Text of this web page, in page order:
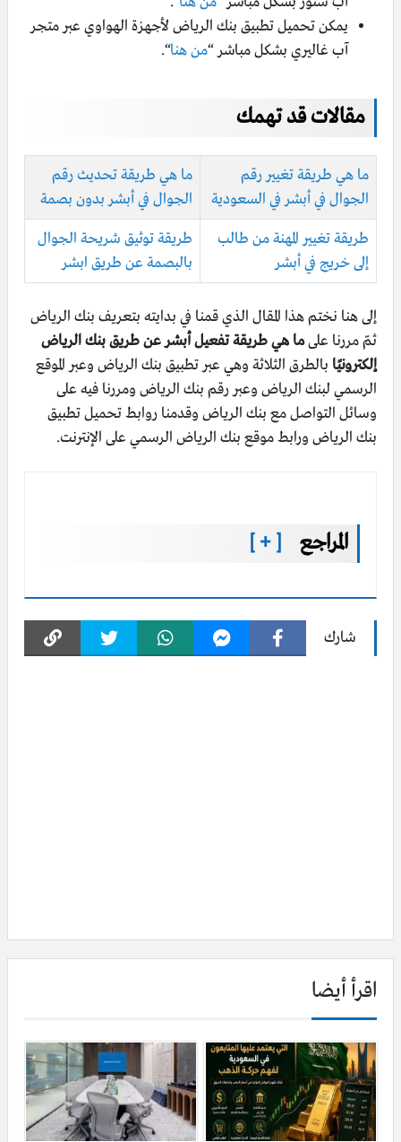
يمكن تحميل تطبيق بنك الرياض لأجهزة الهواوي عبر متجر
آب غاليري بشكل مباشر “من هنا“.
مقالات قد تهمك
ما هي طريقة تغيير رقم
الجوال في أبشر في السعودية
ما هي طريقة تحديث رقم
الجوال في أبشر بدون بصمة
طريقة تغيير المهنة من طالب
إلى خريج في أبشر
طريقة توثيق شريحة الجوال
بالبصمة عن طريق ابشر
إلى هنا نختم هذا المقال الذي قمنا في بدايته بتعريف بنك الرياض
ثمّ مررنا علىما هي طريقة تفعيل أبشر عن طريق بنك الرياض
إلكترونيًا بالطرق الثلاثة وهي عبر تطبيق بنك الرياض وعبر الموقع
الرسمي لبنك الرياض وعبر رقم بنك الرياض ومررنا فيه على
وسائل التواصل مع بنك الرياض وقدمنا روابط تحميل تطبيق
بنك الرياض ورابط موقع بنك الرياض الرسمي على الإنترنت.
المراجع [ + ]
شارك
اقرأ أيضا